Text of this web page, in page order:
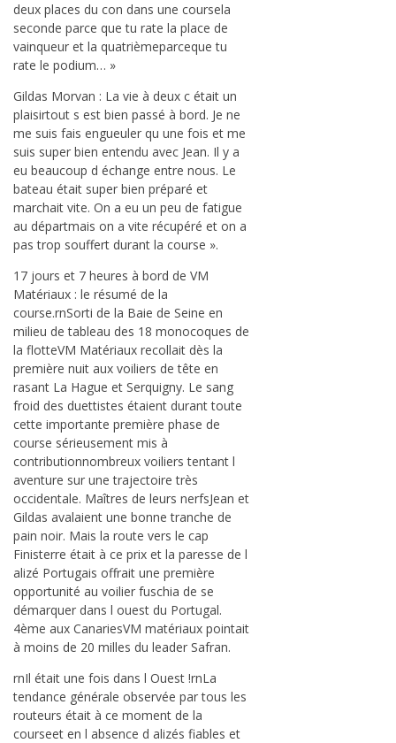
deux places du con dans une coursela
seconde parce que tu rate la place de
vainqueur et la quatrièmeparceque tu
rate le podium… »
Gildas Morvan : La vie à deux c était un
plaisirtout s est bien passé à bord. Je ne
me suis fais engueuler qu une fois et me
suis super bien entendu avec Jean. Il y a
eu beaucoup d échange entre nous. Le
bateau était super bien préparé et
marchait vite. On a eu un peu de fatigue
au départmais on a vite récupéré et on a
pas trop souffert durant la course ».
17 jours et 7 heures à bord de VM
Matériaux : le résumé de la
course.rnSorti de la Baie de Seine en
milieu de tableau des 18 monocoques de
la flotteVM Matériaux recollait dès la
première nuit aux voiliers de tête en
rasant La Hague et Serquigny. Le sang
froid des duettistes étaient durant toute
cette importante première phase de
course sérieusement mis à
contributionnombreux voiliers tentant l
aventure sur une trajectoire très
occidentale. Maîtres de leurs nerfsJean et
Gildas avalaient une bonne tranche de
pain noir. Mais la route vers le cap
Finisterre était à ce prix et la paresse de l
alizé Portugais offrait une première
opportunité au voilier fuschia de se
démarquer dans l ouest du Portugal.
4ème aux CanariesVM matériaux pointait
à moins de 20 milles du leader Safran.
rnIl était une fois dans l Ouest !rnLa
tendance générale observée par tous les
routeurs était à ce moment de la
courseet en l absence d alizés fiables et